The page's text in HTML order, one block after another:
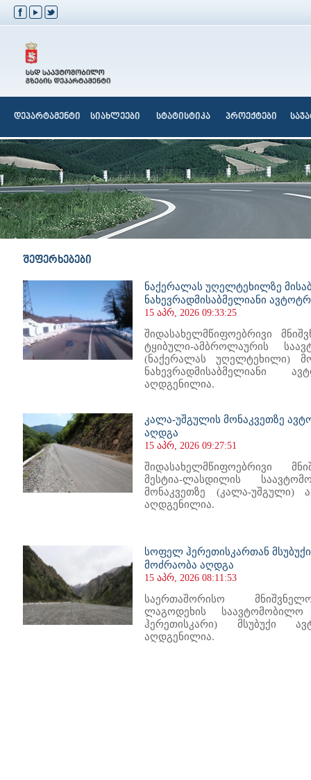
დეპარტამენტი სიახლეები სტატისტიკა პროექტები
შეფერხებები
ნაქერალას უღელტეხილზე
ნახევრადმისაბმელიანი
15 აპრ, 2026 09:33:25
შიდასახელმწიფოებრივი
ტყიბული-ამბროლაურის
(ნაქერალას უღელტეხილი)
ნახევრადმისაბმელიანი
აღდგენილია.
კალა-უშგულის მონაკვეთზე
აღდგა
15 აპრ, 2026 09:27:51
შიდასახელმწიფოებრივი
მესტია-ლასდილის
მონაკვეთზე (კალა-უშგული)
აღდგენილია.
სოფელ ჰერეთისკართან
მოძრაობა აღდგა
15 აპრ, 2026 08:11:53
საერთაშორისო
ლაგოდეხის
ჰერეთისკარი) მსუბუქი
აღდგენილია.